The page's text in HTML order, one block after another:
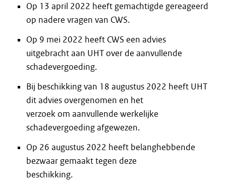
Op 13 april 2022 heeft gemachtigde gereageerd
op nadere vragen van CWS.
Op 9 mei 2022 heeft CWS een advies
uitgebracht aan UHT over de aanvullende
schadevergoeding.
Bij beschikking van 18 augustus 2022 heeft UHT
dit advies overgenomen en het
verzoek om aanvullende werkelijke
schadevergoeding afgewezen.
Op 26 augustus 2022 heeft belanghebbende
bezwaar gemaakt tegen deze
beschikking.